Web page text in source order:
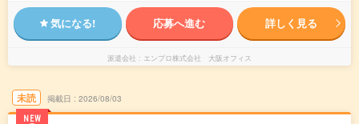
気になる! 応募へ進む 詳しく見る
派遣会社 エンプロ株式会社 大阪オフィス
未読
NEW
掲載日 2026/08/03